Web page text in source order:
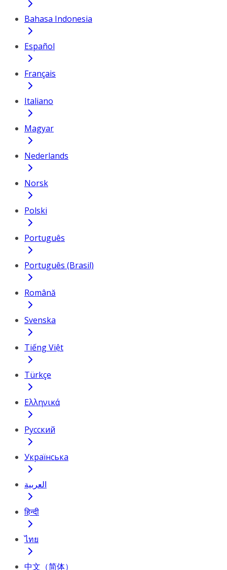
Bahasa Indonesia
Español
Français
Italiano
Magyar
Nederlands
Norsk
Polski
Português
Português (Brasil)
Română
Svenska
Tiếng Việt
Türkçe
Ελληνικά
Русский
Українська
العربية
हिन्दी
ไทย
中文（简体）